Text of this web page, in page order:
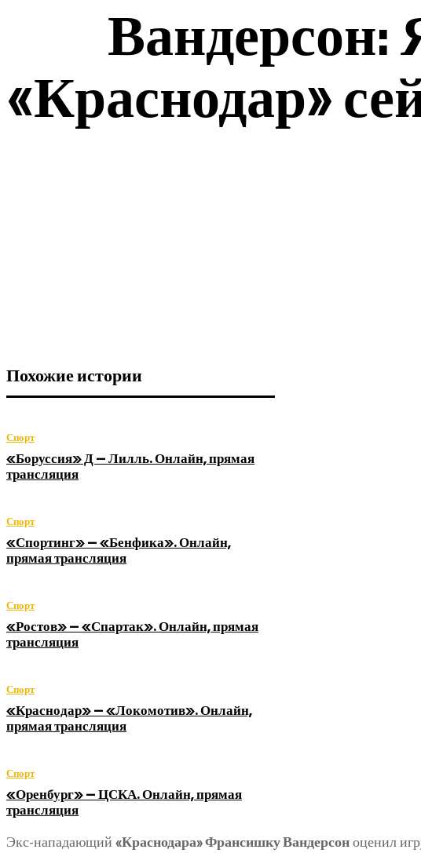
Вандерсон:
«Краснодар»
Похожие истории
Спорт
«Боруссия» Д — Лилль. Онлайн, прямая
трансляция
Спорт
«Спортинг» — «Бенфика». Онлайн,
прямая трансляция
Спорт
«Ростов» — «Спартак». Онлайн, прямая
трансляция
Спорт
«Краснодар» — «Локомотив». Онлайн,
прямая трансляция
Спорт
«Оренбург» — ЦСКА. Онлайн, прямая
трансляция
Экс-нападающий «Краснодара» Франсишку Вандерсоноценил